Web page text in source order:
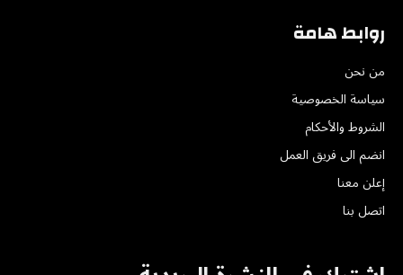
روابط هامة
من نحن
سياسة الخصوصية
الشروط والأحكام
انضم الى فريق العمل
إعلن معنا
اتصل بنا